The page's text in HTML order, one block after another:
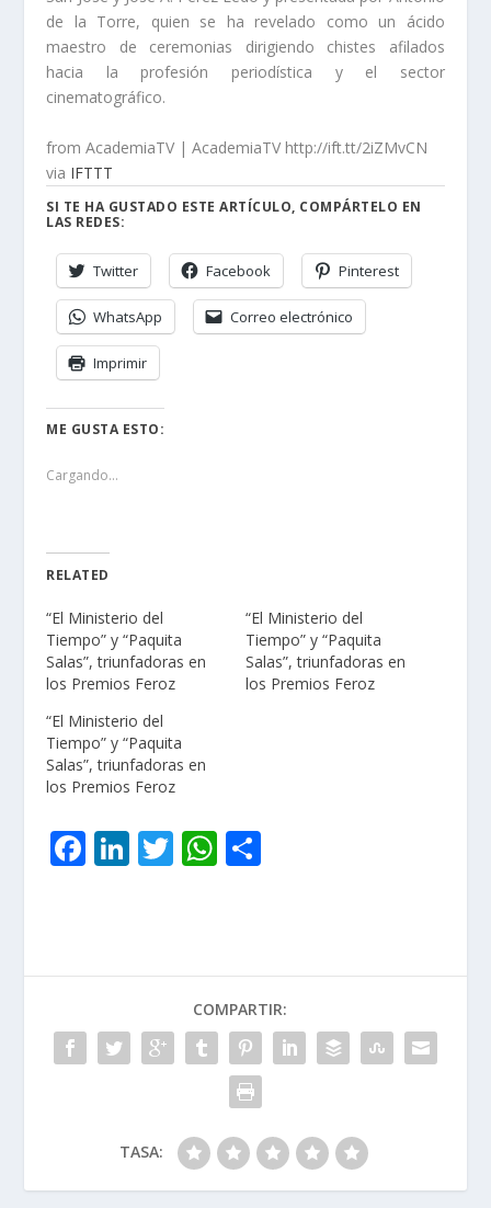
de la Torre, quien se ha revelado como un ácido
maestro de ceremonias dirigiendo chistes afilados
hacia la profesión periodística y el sector
cinematográfico.
from AcademiaTV | AcademiaTV http://ift.tt/2iZMvCN
via IFTTT
SI TE HA GUSTADO ESTE ARTÍCULO, COMPÁRTELO EN
LAS REDES:
Twitter Facebook Pinterest
WhatsApp Correo electrónico
Imprimir
ME GUSTA ESTO:
Cargando...
RELATED
“El Ministerio del
Tiempo” y “Paquita
Salas”, triunfadoras en
los Premios Feroz
“El Ministerio del
Tiempo” y “Paquita
Salas”, triunfadoras en
los Premios Feroz
“El Ministerio del
Tiempo” y “Paquita
Salas”, triunfadoras en
los Premios Feroz
F
ac
o
o
k
Li
n
dI
n
T
w
W
h
A
p
p
ar
ti
r
COMPARTIR:
TASA: